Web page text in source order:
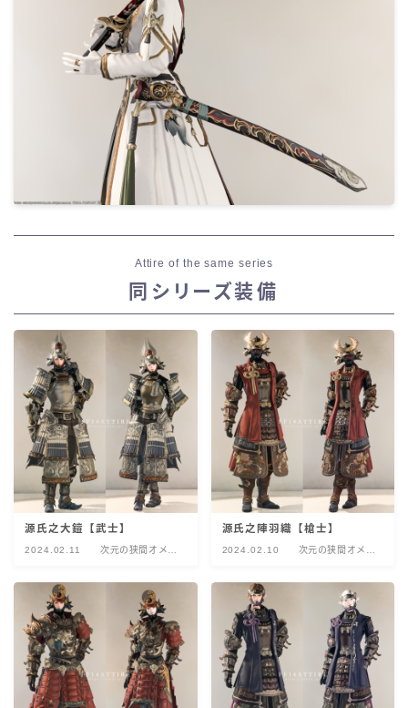
Attire of the same series
同シリーズ装備
源氏之大鎧【武士】
2024.02.11
次元の狭間オメ
源氏之陣羽織【槍士】
2024.02.10
次元の狭間オメ